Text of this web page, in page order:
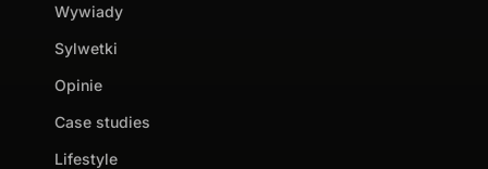
Wywiady
Sylwetki
Opinie
Case studies
Lifestyle